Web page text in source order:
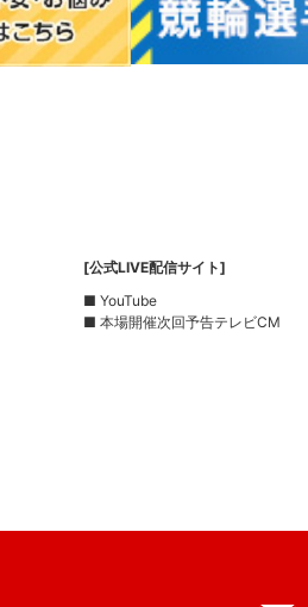
[公式LIVE配信サイト]
■ YouTube
■ 本場開催次回予告テレビCM